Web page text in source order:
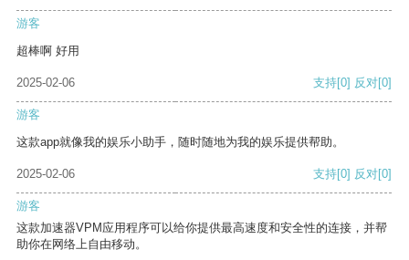
游客
超棒啊 好用
2025-02-06 支持[0] 反对[0]
游客
这款app就像我的娱乐小助手，随时随地为我的娱乐提供帮助。
2025-02-06 支持[0] 反对[0]
游客
这款加速器VPM应用程序可以给你提供最高速度和安全性的连接，并帮
助你在网络上自由移动。